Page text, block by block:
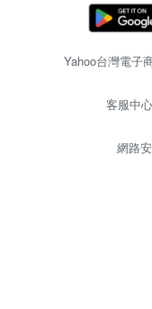
Yahoo台灣電子
客服中心
網路